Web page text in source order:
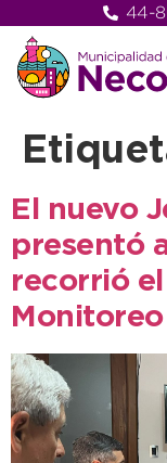
44-
El nuevo
presentó
recorrió
Monitoreo